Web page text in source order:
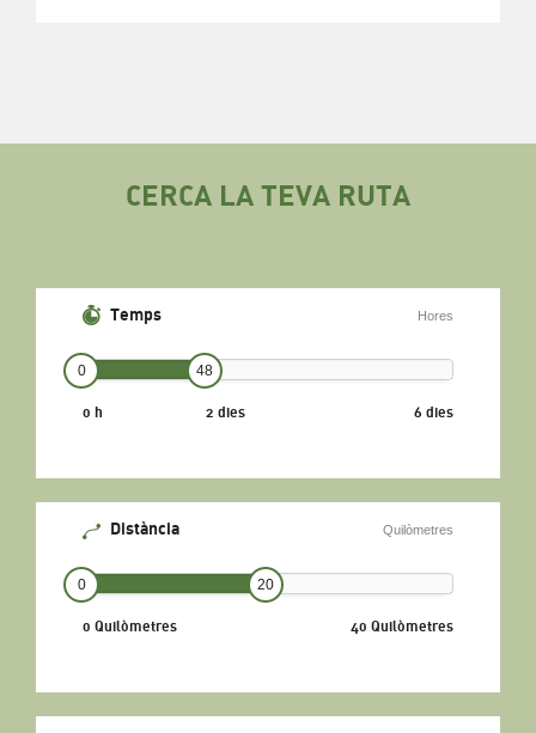
CERCA LA TEVA RUTA
Temps Hores
0 48
0 h 2 dies 6 dies
Distància Quilòmetres
0 20
0 Quilòmetres 40 Quilòmetres